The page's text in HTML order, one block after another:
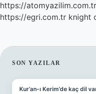
https://atomyazilim.com.tr
https://egri.com.tr knight
SIDEBAR
SON YAZILAR
Kur’an-ı Kerim’de kaç dil